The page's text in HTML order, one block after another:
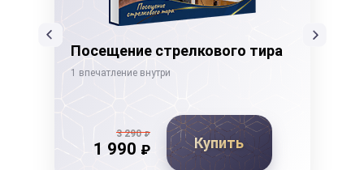
Посещение стрелкового тира
1 впечатление внутри
3 290₽
1 990 ₽ Купить